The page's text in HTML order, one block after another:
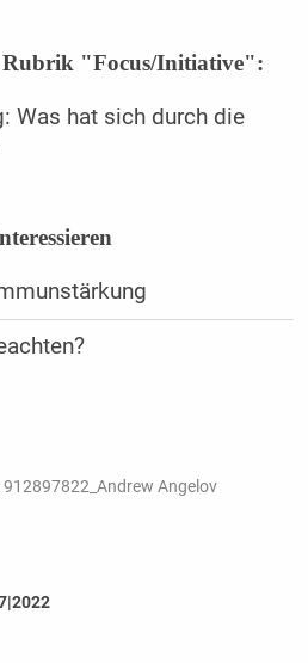
Rubrik "Focus/Initiative":
Was hat sich durch die
Angelov